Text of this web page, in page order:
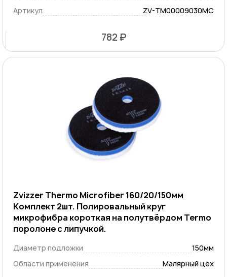
Артикул
ZV-TM00009030MC
782 ₽
Zvizzer Thermo Microfiber 160/20/150мм
Комплект 2шт. Полировальный круг
микрофибра короткая на полутвёрдом Termo
поролоне с липучкой.
Диаметр подложки
150мм
Области применения
Малярный цех